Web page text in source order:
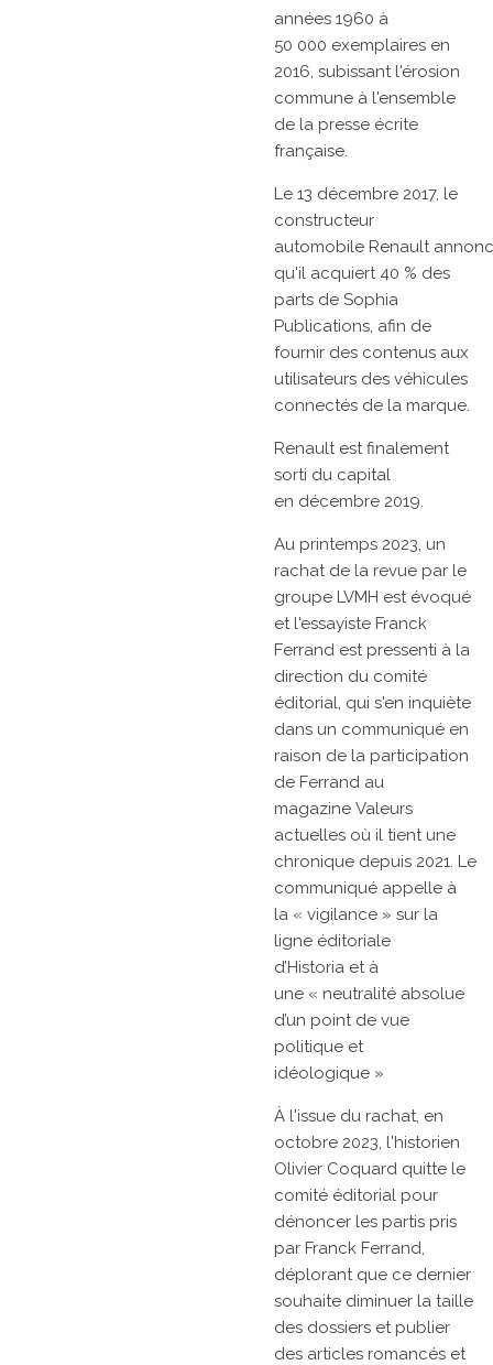
années 1960 à
50 000 exemplaires en
2016, subissant l'érosion
commune à l'ensemble
de la presse écrite
française.
Le 13 décembre 2017, le
constructeur
automobile Renault
qu'il acquiert 40 % des
parts de Sophia
Publications, afin de
fournir des contenus aux
utilisateurs des véhicules
connectés de la marque.
Renault est finalement
sorti du capital
en décembre 2019.
Au printemps 2023, un
rachat de la revue par le
groupe LVMH est évoqué
et l'essayiste Franck
Ferrand est pressenti à la
direction du comité
éditorial, qui s'en inquiète
dans un communiqué en
raison de la participation
de Ferrand au
magazine Valeurs
actuelles où il tient une
chronique depuis 2021. Le
communiqué appelle à
la « vigilance » sur la
ligne éditoriale
d’Historia et à
une « neutralité absolue
d’un point de vue
politique et
idéologique »
À l'issue du rachat, en
octobre 2023, l'historien
Olivier Coquard quitte le
comité éditorial pour
dénoncer les partis pris
par Franck Ferrand,
déplorant que ce dernier
souhaite diminuer la taille
des dossiers et publier
des articles romancés et